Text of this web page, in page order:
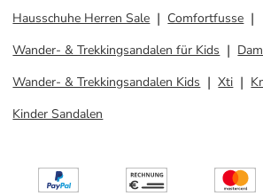
Hausschuhe Herren Sale
Comfortfusse
Wander- & Trekkingsandalen für Kids
Wander- & Trekkingsandalen Kids
Xti
Kinder Sandalen